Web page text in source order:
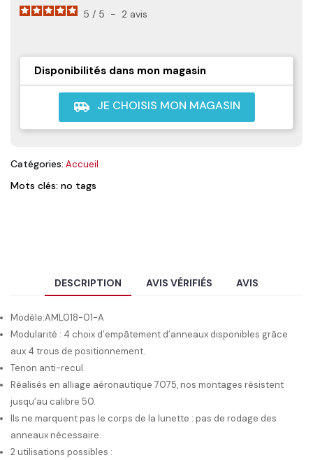
5 / 5 - 2 avis
Disponibilités dans mon magasin
airport_shuttle JE CHOISIS MON MAGASIN
Catégories: Accueil
Mots clés: no tags
DESCRIPTION AVIS VÉRIFIÉS AVIS
Modèle:AML018-01-A
Modularité : 4 choix d’empâtement d’anneaux disponibles grâce
aux 4 trous de positionnement.
Tenon anti-recul.
Réalisés en alliage aéronautique 7075, nos montages résistent
jusqu’au calibre 50.
Ils ne marquent pas le corps de la lunette : pas de rodage des
anneaux nécessaire.
2 utilisations possibles :